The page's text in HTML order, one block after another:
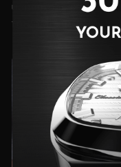
uomini che per
forza di un orologio